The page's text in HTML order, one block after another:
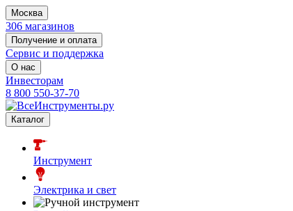
Москва
306 магазинов
Получение и оплата
Сервис и поддержка
О нас
Инвесторам
8 800 550-37-70
Каталог
Инструмент
Электрика и свет